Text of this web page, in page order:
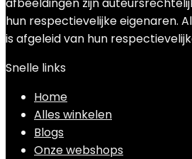
hun respectievelijke eigenaren.
is afgeleid van hun
Snelle links
Home
Alles winkelen
Blogs
Onze webshops